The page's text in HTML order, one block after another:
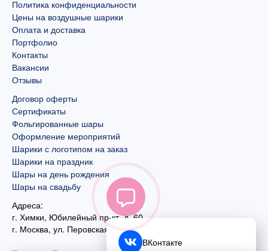
Политика конфиденциальности
Цены на воздушные шарики
Оплата и доставка
Портфолио
Контакты
Вакансии
Отзывы
Договор оферты
Сертификаты
Фольгированные шары
Оформление мероприятий
Шарики с логотипом на заказ
Шарики на праздник
Шары на день рождения
Шары на свадьбу
Адреса:
г. Химки, Юбилейный пр-кт, д. 60
г. Москва, ул. Перовская, д. 59
ВКонтакте